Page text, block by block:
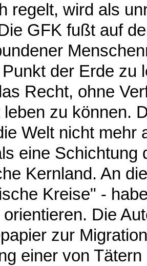
regelt, wird als
GFK fußt auf
der Erde zu
Recht, ohne
zu können.
Welt nicht mehr
eine Schichtung
Kernland. An
Kreise" -
orientieren. Die
zur
einer von